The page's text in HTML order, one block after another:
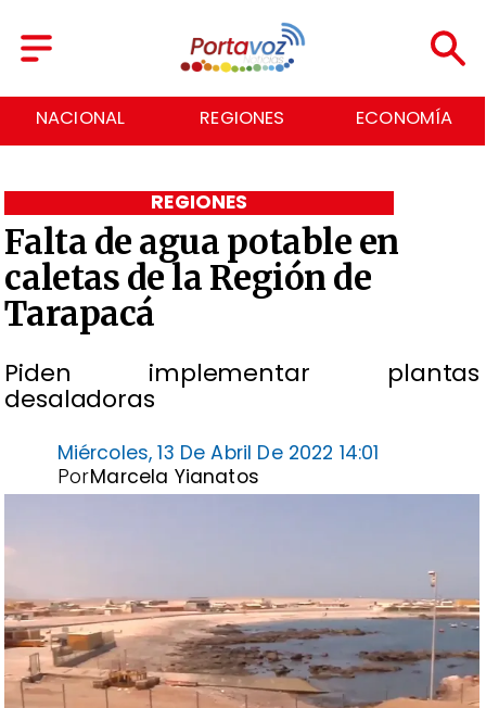
REGIONES ECONOMÍA DEPORTES
Falta de agua potable en
caletas de la Región de
Tarapacá
Piden implementar plantas
desaladoras
REGIONES
Miércoles, 13 De Abril De 2022 14:01
Marcela Yianatos
Por